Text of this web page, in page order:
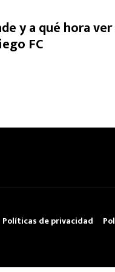
y a qué hora
FC
Políticas de privacidad